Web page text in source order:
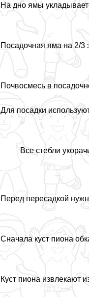
На дно ямы
Посадочная яма на 2/3
Почвосмесь в
Для посадки
Все стeбли
Перед пересадкой
Сначала куст пиона
Куст пиона извлекают